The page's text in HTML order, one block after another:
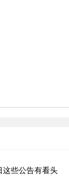
些公告有看头